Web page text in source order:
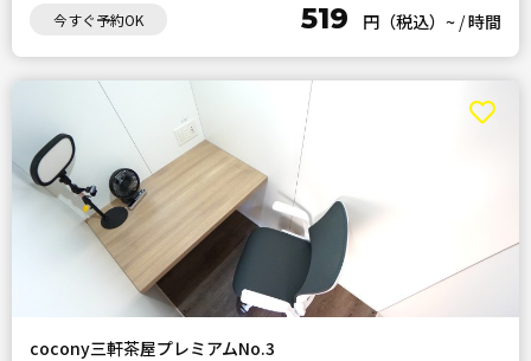
今すぐ予約OK 519 円（税込）~ /時間
cocony三軒茶屋プレミアムNo.3